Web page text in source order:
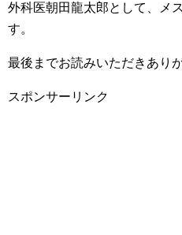
外科医朝田龍太郎として、メ
す。
最後までお読みいただきあり
スポンサーリンク